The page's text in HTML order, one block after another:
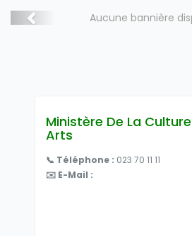
Aucune bannière
Ministère De La
Arts
📞 Téléphone : 023 70 11 11
✉️ E-Mail :